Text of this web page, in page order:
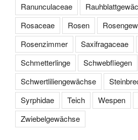
Ranunculaceae
Rosaceae
Rosen
Rosenzimmer
Saxifragaceae
Schmetterlinge
Schwebfliegen
Schwertliliengewächse
Syrphidae
Teich Wespen
Zwiebelgewächse